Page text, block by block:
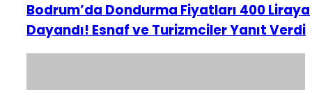
Bodrum’da Dondurma Fiyatları 400 Liraya
Dayandı! Esnaf ve Turizmciler Yanıt Verdi